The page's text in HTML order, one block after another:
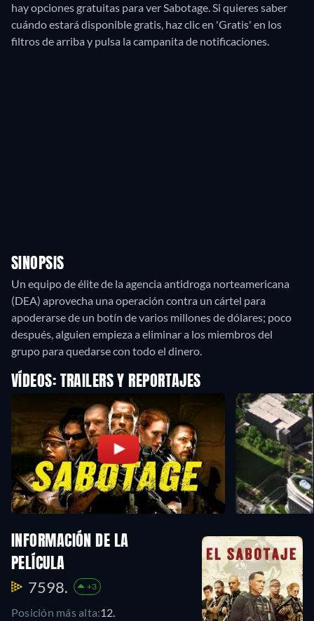
hay opciones gratuitas para ver Sabotage. Si quieres saber
cuándo estará disponible gratis, haz clic en 'Gratis' en los
filtros de arriba y pulsa la campanita de notificaciones.
SINOPSIS
Un equipo de élite de la agencia antidroga norteamericana
(DEA) aprovecha una operación contra un cártel para
apoderarse de un botín de varios millones de dólares; poco
después, alguien empieza a eliminar a los miembros del
grupo para quedarse con todo el dinero.
VÍDEOS: TRAILERS Y REPORTAJES
INFORMACIÓN DE LA
PELÍCULA
7598. +3
Posición más alta:12.